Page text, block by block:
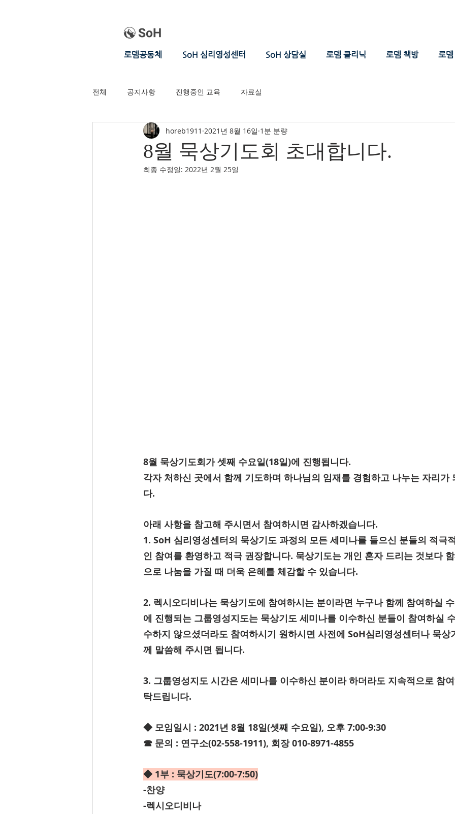
로뎀공동체 SoH 심리영성센터 SoH 상담실 로뎀 클리닉 로뎀 책방 로
전체 공지사항 진행중인 교육 자료실
8월 묵상기도회 초대합니다.
horeb1911 2021년 8월 16일 1분 분량
최종 수정일: 2022년 2월 25일
8월 묵상기도회가 셋째 수요일(18일)에 진행됩니다.
각자 처하신 곳에서 함께 기도하며 하나님의 임재를 경험하고 나누는 자리가
다.
아래 사항을 참고해 주시면서 참여하시면 감사하겠습니다.
1. SoH 심리영성센터의 묵상기도 과정의 모든 세미나를 들으신 분들의 적극
인 참여를 환영하고 적극 권장합니다. 묵상기도는 개인 혼자 드리는 것보다
으로 나눔을 가질 때 더욱 은혜를 체감할 수 있습니다.
2. 렉시오디비나는 묵상기도에 참여하시는 분이라면 누구나 함께 참여하실
에 진행되는 그룹영성지도는 묵상기도 세미나를 이수하신 분들이 참여하실
수하지 않으셨더라도 참여하시기 원하시면 사전에 SoH심리영성센터나 묵상
께 말씀해 주시면 됩니다.
3. 그룹영성지도 시간은 세미나를 이수하신 분이라 하더라도 지속적으로 참
탁드립니다.
◆ 모임일시 : 2021년 8월 18일(셋째 수요일), 오후 7:00-9:30
☎ 문의 : 연구소(02-558-1911), 회장 010-8971-4855
◆ 1부 : 묵상기도(7:00-7:50)
-찬양
-렉시오디비나